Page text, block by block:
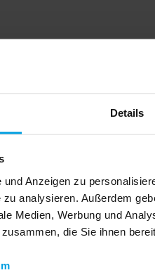
Details
Anzeigen zu
analysieren. Außerdem
Medien, Werbung und
die Sie ihnen